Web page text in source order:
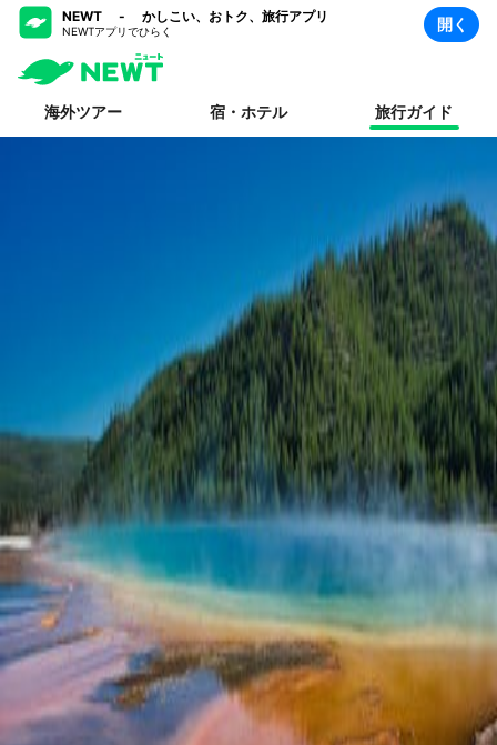
NEWT - かしこい、おトク、旅行アプリ
NEWTアプリでひらく 開く
海外ツアー 宿・ホテル 旅行ガイド